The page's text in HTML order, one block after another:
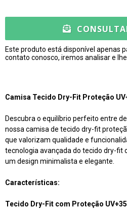
Este produto está disponível apenas
contato conosco, iremos analisar e
Camisa Tecido Dry-Fit Proteção
Descubra o equilíbrio perfeito entre
nossa camisa de tecido dry-fit
que valorizam qualidade e
tecnologia avançada do tecido dry-fit
um design minimalista e elegante.
Características:
Tecido Dry-Fit com Proteção